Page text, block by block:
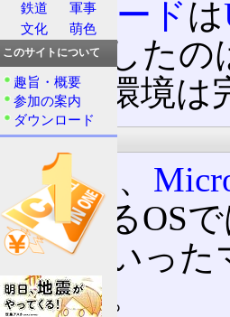
文字コードは
に対応したの
日本語環境は
用途
これは、
対応するOS
ビーといった
である。
鉄道
軍事
文化
萌色
このサイトについて
趣旨・概要
参加の案内
ダウンロード